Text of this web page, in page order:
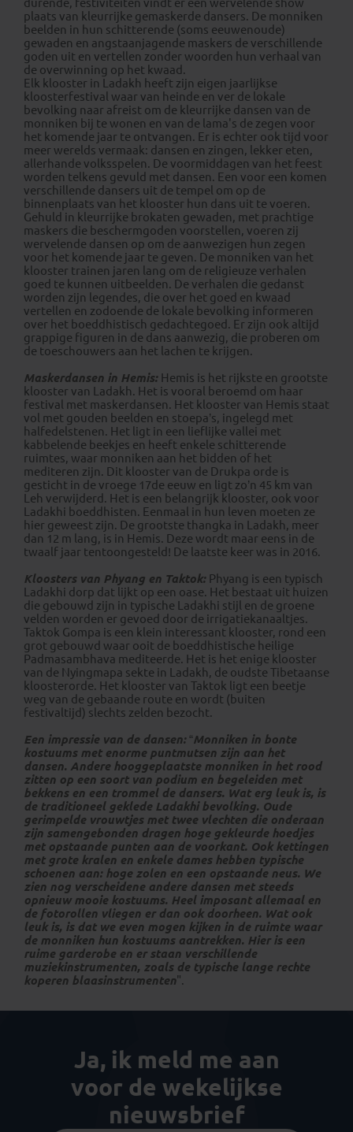
durende, festiviteiten vindt er een wervelende show
plaats van kleurrijke gemaskerde dansers. De monniken
beelden in hun schitterende (soms eeuwenoude)
gewaden en angstaanjagende maskers de verschillende
goden uit en vertellen zonder woorden hun verhaal van
de overwinning op het kwaad.
Elk klooster in Ladakh heeft zijn eigen jaarlijkse
kloosterfestival waar van heinde en ver de lokale
bevolking naar afreist om de kleurrijke dansen van de
monniken bij te wonen en van de lama's de zegen voor
het komende jaar te ontvangen. Er is echter ook tijd voor
meer werelds vermaak: dansen en zingen, lekker eten,
allerhande volksspelen. De voormiddagen van het feest
worden telkens gevuld met dansen. Een voor een komen
verschillende dansers uit de tempel om op de
binnenplaats van het klooster hun dans uit te voeren.
Gehuld in kleurrijke brokaten gewaden, met prachtige
maskers die beschermgoden voorstellen, voeren zij
wervelende dansen op om de aanwezigen hun zegen
voor het komende jaar te geven. De monniken van het
klooster trainen jaren lang om de religieuze verhalen
goed te kunnen uitbeelden. De verhalen die gedanst
worden zijn legendes, die over het goed en kwaad
vertellen en zodoende de lokale bevolking informeren
over het boeddhistisch gedachtegoed. Er zijn ook altijd
grappige figuren in de dans aanwezig, die proberen om
de toeschouwers aan het lachen te krijgen.
Maskerdansen in Hemis: Hemis is het rijkste en grootste
klooster van Ladakh. Het is vooral beroemd om haar
festival met maskerdansen. Het klooster van Hemis staat
vol met gouden beelden en stoepa’s, ingelegd met
halfedelstenen. Het ligt in een lieflijke vallei met
kabbelende beekjes en heeft enkele schitterende
ruimtes, waar monniken aan het bidden of het
mediteren zijn. Dit klooster van de Drukpa orde is
gesticht in de vroege 17de eeuw en ligt zo’n 45 km van
Leh verwijderd. Het is een belangrijk klooster, ook voor
Ladakhi boeddhisten. Eenmaal in hun leven moeten ze
hier geweest zijn. De grootste thangka in Ladakh, meer
dan 12 m lang, is in Hemis. Deze wordt maar eens in de
twaalf jaar tentoongesteld! De laatste keer was in 2016.
Kloosters van Phyang en Taktok: Phyang is een typisch
Ladakhi dorp dat lijkt op een oase. Het bestaat uit huizen
die gebouwd zijn in typische Ladakhi stijl en de groene
velden worden er gevoed door de irrigatiekanaaltjes.
Taktok Gompa is een klein interessant klooster, rond een
grot gebouwd waar ooit de boeddhistische heilige
Padmasambhava mediteerde. Het is het enige klooster
van de Nyingmapa sekte in Ladakh, de oudste Tibetaanse
kloosterorde. Het klooster van Taktok ligt een beetje
weg van de gebaande route en wordt (buiten
festivaltijd) slechts zelden bezocht.
Een impressie van de dansen: “Monniken in bonte
kostuums met enorme puntmutsen zijn aan het
dansen. Andere hooggeplaatste monniken in het rood
zitten op een soort van podium en begeleiden met
bekkens en een trommel de dansers. Wat erg leuk is, is
de traditioneel geklede Ladakhi bevolking. Oude
gerimpelde vrouwtjes met twee vlechten die onderaan
zijn samengebonden dragen hoge gekleurde hoedjes
met opstaande punten aan de voorkant. Ook kettingen
met grote kralen en enkele dames hebben typische
schoenen aan: hoge zolen en een opstaande neus. We
zien nog verscheidene andere dansen met steeds
opnieuw mooie kostuums. Heel imposant allemaal en
de fotorollen vliegen er dan ook doorheen. Wat ook
leuk is, is dat we even mogen kijken in de ruimte waar
de monniken hun kostuums aantrekken. Hier is een
ruime garderobe en er staan verschillende
muziekinstrumenten, zoals de typische lange rechte
koperen blaasinstrumenten".
Ja, ik meld me aan
voor de wekelijkse
nieuwsbrief